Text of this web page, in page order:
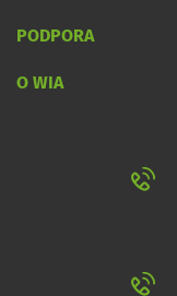
PODPORA
O WIA